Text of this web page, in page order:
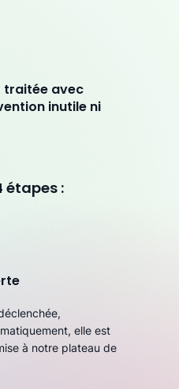
traitée avec
inutile ni
étapes :
elle est
à notre plateau de